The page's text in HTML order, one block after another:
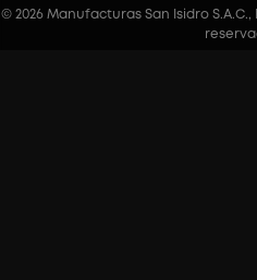
© 2026 Manufacturas San Isidro S.A.C.,